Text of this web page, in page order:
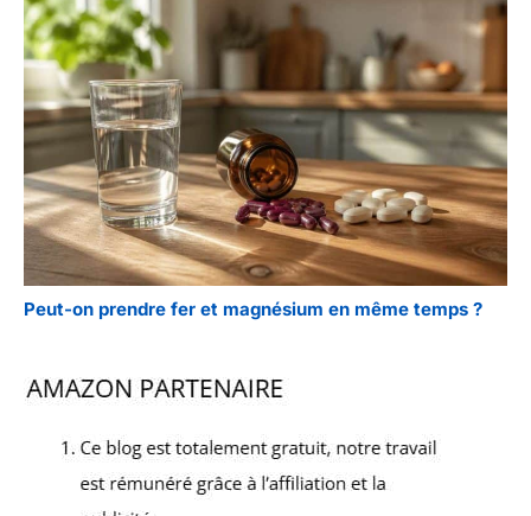
Peut-on prendre fer et magnésium en même temps ?